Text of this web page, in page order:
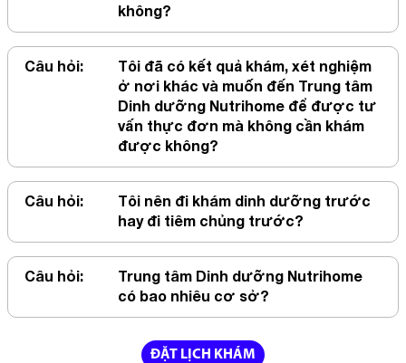
không?
Câu hỏi:
Tôi đã có kết quả khám, xét nghiệm
ở nơi khác và muốn đến Trung tâm
Dinh dưỡng Nutrihome để được tư
vấn thực đơn mà không cần khám
được không?
Câu hỏi:
Tôi nên đi khám dinh dưỡng trước
hay đi tiêm chủng trước?
Câu hỏi:
Trung tâm Dinh dưỡng Nutrihome
có bao nhiêu cơ sở?
ĐẶT LỊCH KHÁM